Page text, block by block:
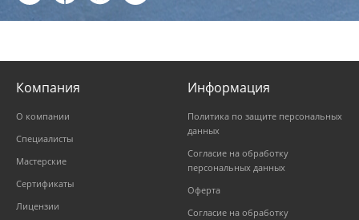
Компания
О компании
Специалисты
Мастерские
Сертификаты
Лицензии
Информация
Политика по защите персональных
данных
Согласие на обработку
персональных данных
Оферта
Согласие на обработку